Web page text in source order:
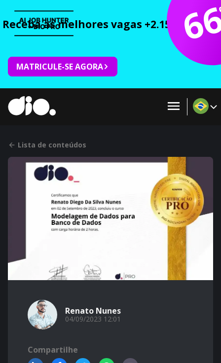
Receba as melhores vagas +2.150 cursos
MATRICULE-SE AGORA
Lista de conteúdos
Renato Nunes
04/09/2023 12:01
Compartilhe